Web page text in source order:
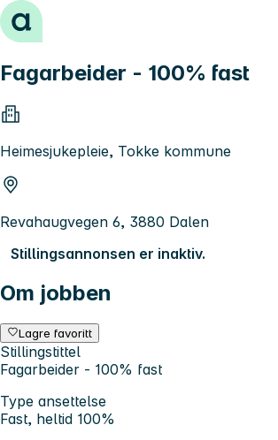
Hopp til innhold
Fagarbeider - 100% fast
Heimesjukepleie, Tokke kommune
Revahaugvegen 6, 3880 Dalen
Stillingsannonsen er inaktiv.
Om jobben
Lagre favoritt
Stillingstittel
Fagarbeider - 100% fast
Type ansettelse
Fast, heltid 100%